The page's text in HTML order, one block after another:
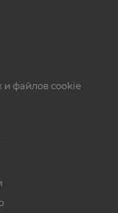
и файлов cookie